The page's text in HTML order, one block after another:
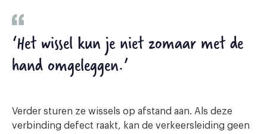
‘Het wissel kun je niet zomaar met de
hand omgeleggen.’
Verder sturen ze wissels op afstand aan. Als deze
verbinding defect raakt, kan de verkeersleiding geen